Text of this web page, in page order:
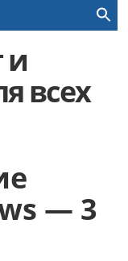
и
всех
— 3